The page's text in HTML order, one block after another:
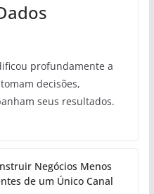
profundamente a
decisões,
seus resultados.
Negócios Menos
de um Único Canal